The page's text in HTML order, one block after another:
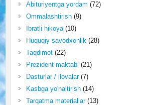
Abituriyentga yordam (72)
Ommalashtirish(9)
Ibratli hikoya(10)
Huquqiy savodxonlik(28)
Taqdimot(22)
Prezident maktabi (21)
Dasturlar / ilovalar(7)
Kasbga yo'naltirish(14)
Tarqatma materiallar(13)